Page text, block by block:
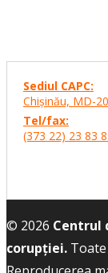
Sediul CAPC:
Chişinău, MD-
Tel/fax:
(373 22) 23 83
© 2026 Centrul
corupției.